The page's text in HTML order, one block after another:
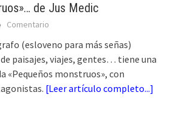
de Jus Medic
Comentario
(esloveno para más señas)
paisajes, viajes, gentes… tiene una
«Pequeños monstruos», con
[Leer artículo completo...]